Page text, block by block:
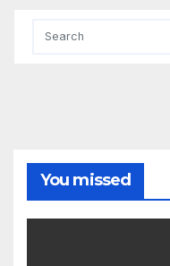
You missed